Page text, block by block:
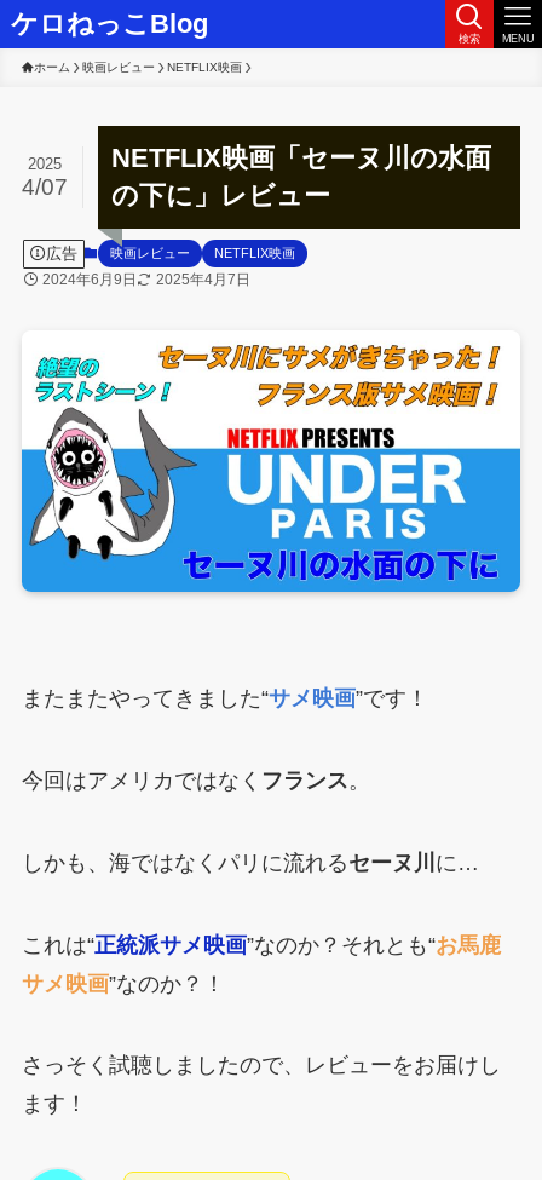
ケロねっこBlog 検索 MENU
ホーム 映画レビュー NETFLIX映画
NETFLIX映画「セーヌ川の水面
の下に」レビュー
2025
4/07
広告 映画レビュー NETFLIX映画
2024年6月9日 2025年4月7日
またまたやってきました“サメ映画”です！
今回はアメリカではなく フランス。
しかも、海ではなくパリに流れるセーヌ川 に…
これは“正統派サメ映画”なのか？それとも“お馬鹿
サメ映画”なのか？！
さっそく試聴しましたので、レビューをお届けし
ます！